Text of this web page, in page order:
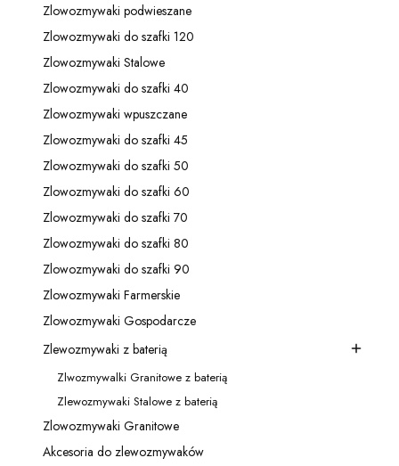
Kategoria - Zlowozmywaki podwieszane
Zlowozmywaki podwieszane
Kategoria - Zlowozmywaki do szafki 120
Zlowozmywaki do szafki 120
Kategoria - Zlowozmywaki Stalowe
Zlowozmywaki Stalowe
Kategoria - Zlowozmywaki do szafki 40
Zlowozmywaki do szafki 40
Kategoria - Zlowozmywaki wpuszczane
Zlowozmywaki wpuszczane
Kategoria - Zlowozmywaki do szafki 45
Zlowozmywaki do szafki 45
Kategoria - Zlowozmywaki do szafki 50
Zlowozmywaki do szafki 50
Kategoria - Zlowozmywaki do szafki 60
Zlowozmywaki do szafki 60
Kategoria - Zlowozmywaki do szafki 70
Zlowozmywaki do szafki 70
Kategoria - Zlowozmywaki do szafki 80
Zlowozmywaki do szafki 80
Kategoria - Zlowozmywaki do szafki 90
Zlowozmywaki do szafki 90
Kategoria - Zlowozmywaki Farmerskie
Zlowozmywaki Farmerskie
Kategoria - Zlowozmywaki Gospodarcze
Zlowozmywaki Gospodarcze
Kategoria - Zlewozmywaki z baterią
Zlewozmywaki z baterią
Kategoria - Zlwozmywalki Granitowe z baterią
Zlwozmywalki Granitowe z baterią
Kategoria - Zlewozmywaki Stalowe z baterią
Zlewozmywaki Stalowe z baterią
Kategoria - Zlowozmywaki Granitowe
Zlowozmywaki Granitowe
Kategoria - Akcesoria do zlewozmywaków
Akcesoria do zlewozmywaków